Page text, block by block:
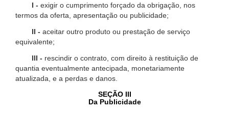
I - exigir o cumprimento forçado da obrigação, nos
termos da oferta, apresentação ou publicidade;
II - aceitar outro produto ou prestação de serviço
equivalente;
III - rescindir o contrato, com direito à restituição de
quantia eventualmente antecipada, monetariamente
atualizada, e a perdas e danos.
SEÇÃO III
Da Publicidade